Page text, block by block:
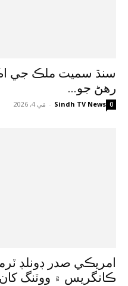
سنڌ سميت ملڪ جي
رهڻ جو...
Sindh TV News
- مَي 4, 2026 0
امريڪي صدر ڊونلڊ
ڪانگريس ۾ ووٽنگ